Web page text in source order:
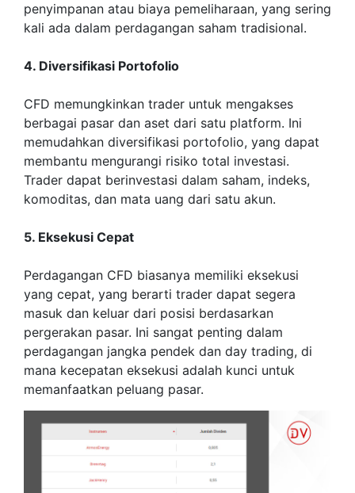
penyimpanan atau biaya pemeliharaan, yang sering
kali ada dalam perdagangan saham tradisional.
4. Diversifikasi Portofolio
CFD memungkinkan trader untuk mengakses
berbagai pasar dan aset dari satu platform. Ini
memudahkan diversifikasi portofolio, yang dapat
membantu mengurangi risiko total investasi.
Trader dapat berinvestasi dalam saham, indeks,
komoditas, dan mata uang dari satu akun.
5. Eksekusi Cepat
Perdagangan CFD biasanya memiliki eksekusi
yang cepat, yang berarti trader dapat segera
masuk dan keluar dari posisi berdasarkan
pergerakan pasar. Ini sangat penting dalam
perdagangan jangka pendek dan day trading, di
mana kecepatan eksekusi adalah kunci untuk
memanfaatkan peluang pasar.